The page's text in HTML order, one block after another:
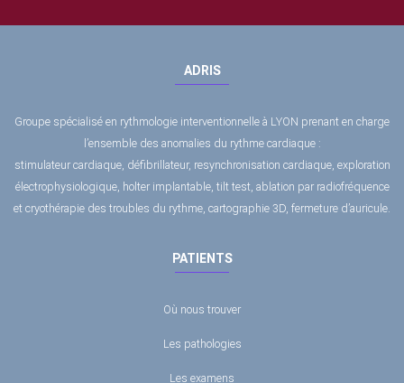
ADRIS
Groupe spécialisé en rythmologie interventionnelle à LYON prenant en charge
l’ensemble des anomalies du rythme cardiaque :
stimulateur cardiaque, défibrillateur, resynchronisation cardiaque, exploration
électrophysiologique, holter implantable, tilt test, ablation par radiofréquence
et cryothérapie des troubles du rythme, cartographie 3D, fermeture d’auricule.
PATIENTS
Où nous trouver
Les pathologies
Les examens